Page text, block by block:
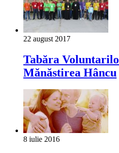
22 august 2017
Tabăra
Mănăstirea Hâncu
8 iulie 2016